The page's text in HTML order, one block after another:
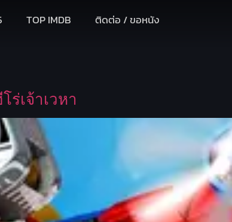
TOP IMDB ติดต่อ / ขอหนัง
เจ้าเวหา